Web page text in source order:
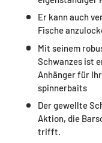
Er kann auch
Fische
Mit seinem
Schwanzes ist
Anhänger für
spinnerbaits
Der gewellte
Aktion, die
trifft.